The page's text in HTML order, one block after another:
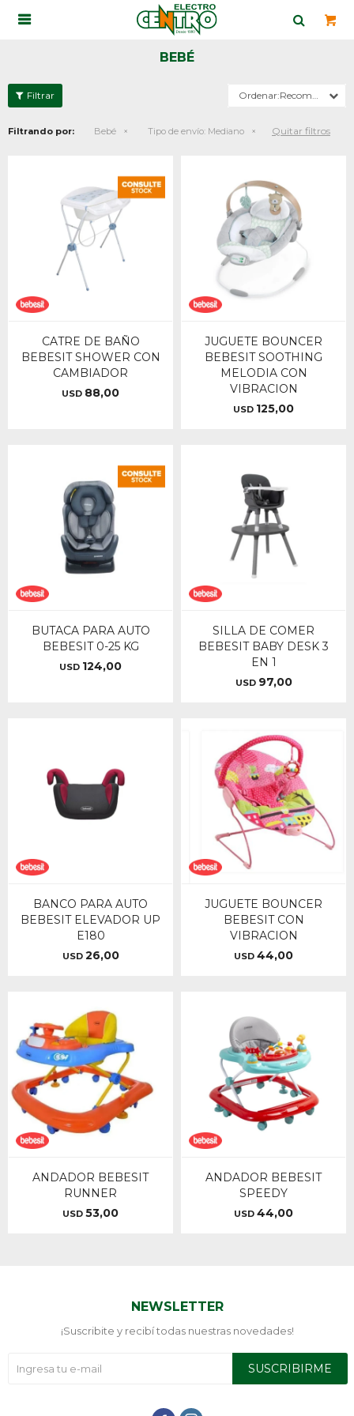

BEBÉ
Recomendados
Filtrando por: Bebé Tipo de envío: Mediano Quitar filtros
CATRE DE BAÑO
BEBESIT SHOWER CON
CAMBIADOR
USD 88,00
JUGUETE BOUNCER
BEBESIT SOOTHING
MELODIA CON
VIBRACION
USD 125,00
BUTACA PARA AUTO
BEBESIT 0-25 KG
USD 124,00
SILLA DE COMER
BEBESIT BABY DESK 3
EN 1
USD 97,00
BANCO PARA AUTO
BEBESIT ELEVADOR UP
E180
USD 26,00
JUGUETE BOUNCER
BEBESIT CON
VIBRACION
USD 44,00
ANDADOR BEBESIT
RUNNER
USD 53,00
ANDADOR BEBESIT
SPEEDY
USD 44,00
NEWSLETTER
¡Suscribite y recibí todas nuestras novedades!
SUSCRIBIRME